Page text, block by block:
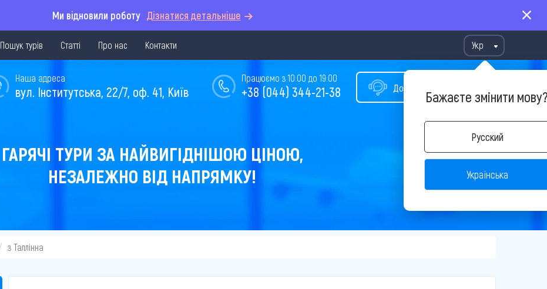
Ми відновили роботу Дізнатися детальніше
Пошук турів Статті Про нас Контакти Укр
Бажаєте змінити
Русский
Українська
Допомога у виборі туру
Працюємо з 10:00 до 19:00
+38 (044) 344-21-38
Наша адреса
вул. Інститутська, 22/7, оф. 41, Київ
ГАРЯЧІ ТУРИ ЗА НАЙВИГІДНІШОЮ ЦІНОЮ,
НЕЗАЛЕЖНО ВІД НАПРЯМКУ!
з Таллінна